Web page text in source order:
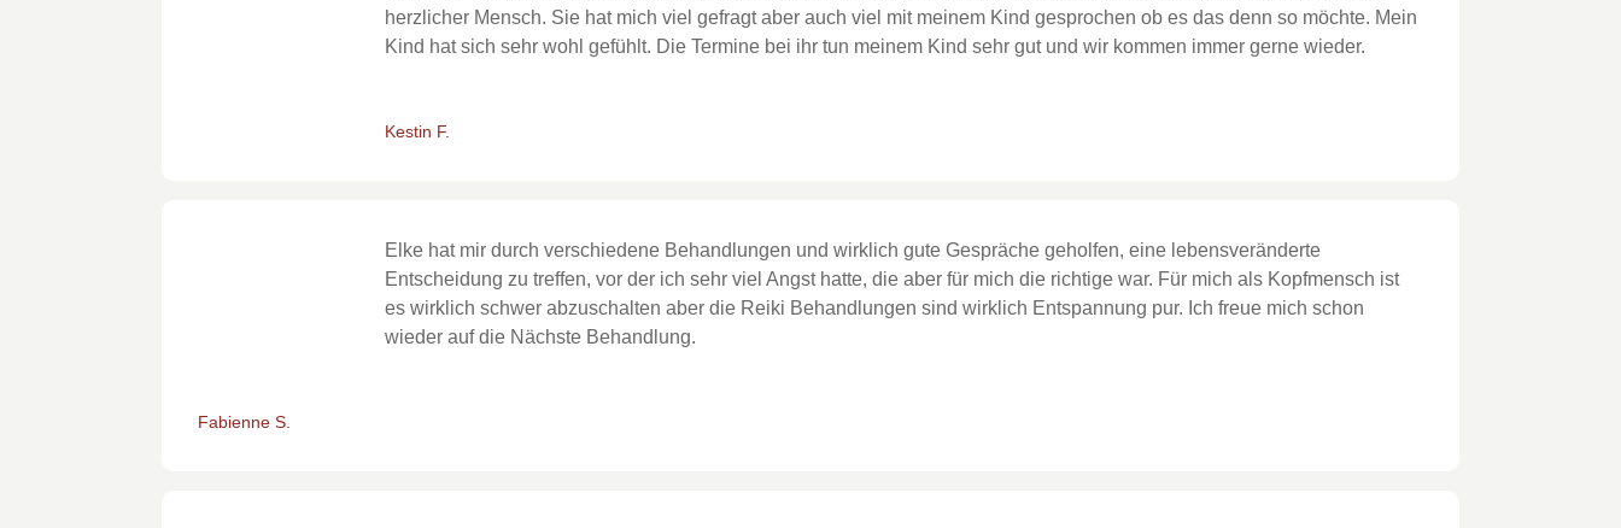
herzlicher Mensch. Sie hat mich viel gefragt aber auch viel mit meinem Kind gesprochen ob es das denn so möchte. Mein
Kind hat sich sehr wohl gefühlt. Die Termine bei ihr tun meinem Kind sehr gut und wir kommen immer gerne wieder.
Kestin F.
Elke hat mir durch verschiedene Behandlungen und wirklich gute Gespräche geholfen, eine lebensveränderte
Entscheidung zu treffen, vor der ich sehr viel Angst hatte, die aber für mich die richtige war. Für mich als Kopfmensch ist
es wirklich schwer abzuschalten aber die Reiki Behandlungen sind wirklich Entspannung pur. Ich freue mich schon
wieder auf die Nächste Behandlung.
Fabienne S.